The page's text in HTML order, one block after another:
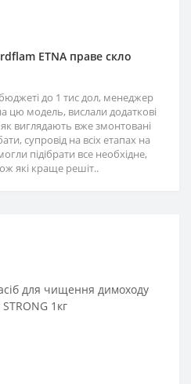
ETNA праве скло
до 1 тис дол, менеджер
цю модель, вислали додаткові
виглядають вже змонтовані
супровід на всіх етапах на
підібрати все необхідне,
які краще решіт..